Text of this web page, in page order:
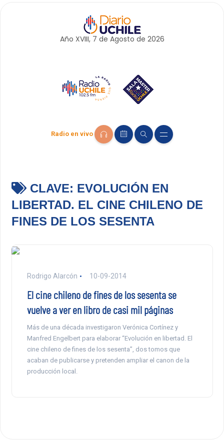
Año XVIII, 7 de Agosto de 2026
Radio en vivo
CLAVE: EVOLUCIÓN EN
LIBERTAD. EL CINE CHILENO DE
FINES DE LOS SESENTA
Rodrigo Alarcón 10-09-2014
El cine chileno de fines de los sesenta se
vuelve a ver en libro de casi mil páginas
Más de una década investigaron Verónica Cortínez y
Manfred Engelbert para elaborar “Evolución en libertad. El
cine chileno de fines de los sesenta”, dos tomos que
acaban de publicarse y pretenden ampliar el canon de la
producción local.